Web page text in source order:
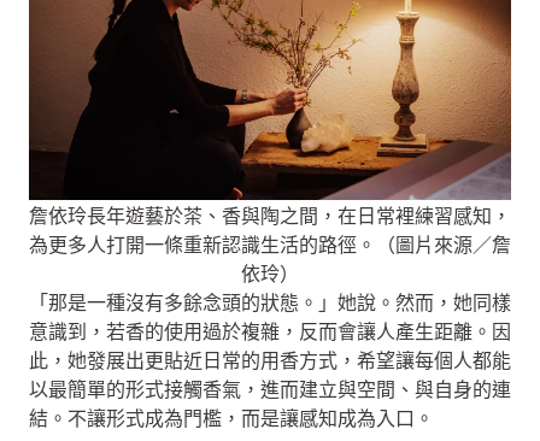
詹依玲長年遊藝於茶、香與陶之間，在日常裡練習感知，
為更多人打開一條重新認識生活的路徑。（圖片來源／詹
依玲）
「那是一種沒有多餘念頭的狀態。」她說。然而，她同樣
意識到，若香的使用過於複雜，反而會讓人產生距離。因
此，她發展出更貼近日常的用香方式，希望讓每個人都能
以最簡單的形式接觸香氣，進而建立與空間、與自身的連
結。不讓形式成為門檻，而是讓感知成為入口。